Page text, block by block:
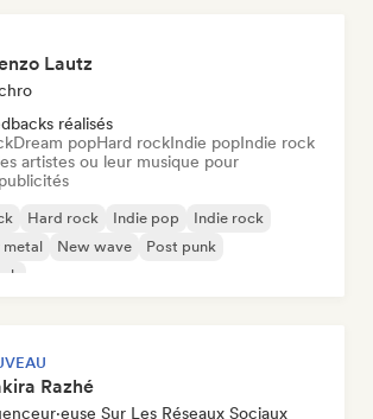
Lautz
réalisés
Dream popHard rockIndie popIndie rock
artistes ou leur musique pour
Hard rock Indie pop
Indie rock
metal
New wave
Post punk
Razhé
Sur Les Réseaux Sociaux